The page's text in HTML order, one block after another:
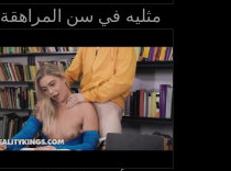
مثليه في سن المراهقة